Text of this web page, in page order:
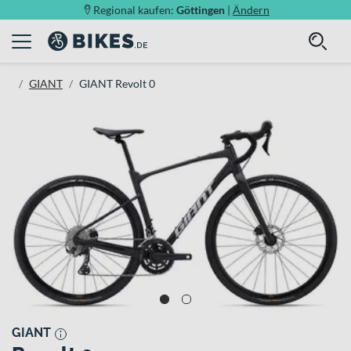
Regional kaufen: Göttingen | Ändern
GIANT GIANT Revolt 0
GIANT